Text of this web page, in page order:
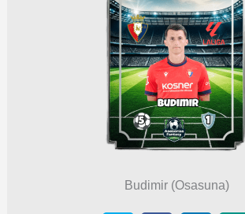
Budimir (Osasuna)